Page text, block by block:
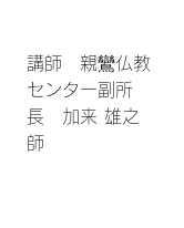
講師　親鸞仏教
センター副所
長　加来 雄之
師